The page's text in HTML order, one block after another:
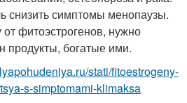
снизить симптомы менопаузы.
фитоэстрогенов, нужно
продукты, богатые ими.
stati/fitoestrogeny-
s-simptomami-klimaksa